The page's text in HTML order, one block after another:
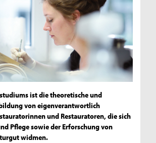
ist die theoretische und
von eigenverantwortlich
und Restauratoren, die sich
Pflege sowie der Erforschung von
widmen.